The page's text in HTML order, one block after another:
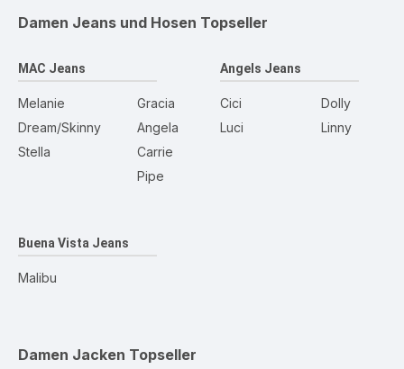
Damen Jeans und Hosen Topseller
MAC Jeans
Melanie
Dream/Skinny
Stella
Gracia
Angela
Carrie
Pipe
Angels Jeans
Cici
Luci
Dolly
Linny
Buena Vista Jeans
Malibu
Damen Jacken Topseller